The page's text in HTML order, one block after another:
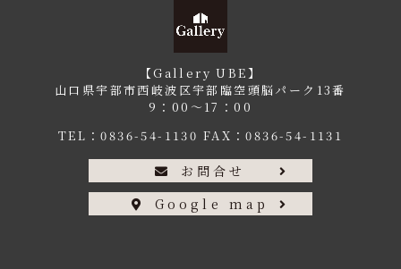
【Gallery UBE】
山口県宇部市西岐波区宇部臨空頭脳パーク13番
9：00〜17：00
TEL：0836-54-1130 FAX：0836-54-1131
お問合せ
Google map